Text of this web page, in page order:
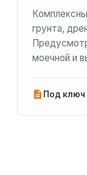
грунта,
моечной и
Под ключ